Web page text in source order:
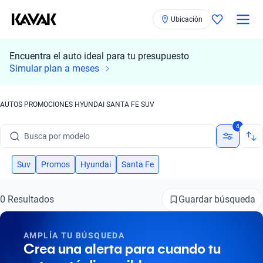
Ubicación
Encuentra el auto ideal para tu presupuesto
Simular plan a meses
AUTOS PROMOCIONES HYUNDAI SANTA FE SUV
Busca por modelo
Busca por versión
Busca por marca
Busca por modelo
4
Suv Promos Hyundai Santa Fe
0 Resultados Guardar búsqueda
AMPLÍA TU BÚSQUEDA
Crea una alerta para cuando tu